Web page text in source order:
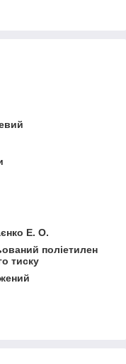
Е. О.
поліетилен
тиску